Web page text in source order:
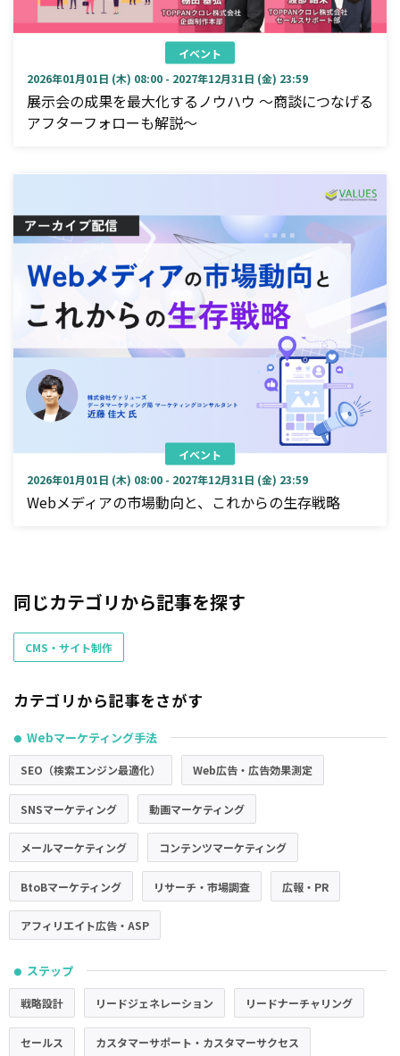
イベント
2026年01月01日 (木) 08:00 - 2027年12月31日 (金) 23:59
展示会の成果を最大化するノウハウ ～商談につなげる
アフターフォローも解説～
イベント
2026年01月01日 (木) 08:00 - 2027年12月31日 (金) 23:59
Webメディアの市場動向と、これからの生存戦略
同じカテゴリから記事を探す
CMS・サイト制作
カテゴリから記事をさがす
● Webマーケティング手法
SEO（検索エンジン最適化） Web広告・広告効果測定
SNSマーケティング 動画マーケティング
メールマーケティング コンテンツマーケティング
BtoBマーケティング リサーチ・市場調査 広報・PR
アフィリエイト広告・ASP
● ステップ
戦略設計 リードジェネレーション リードナーチャリング
セールス カスタマーサポート・カスタマーサクセス